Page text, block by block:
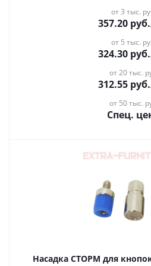
от 3 тыс.
357.20 руб.
от 5 тыс.
324.30 руб.
от 20 тыс.
312.55 руб.
от 50 тыс.
Спец.
Насадка СТОРМ для